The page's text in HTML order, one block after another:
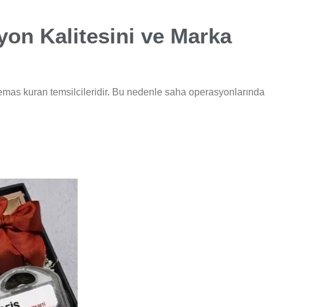
Kalitesini ve Marka
kuran temsilcileridir. Bu nedenle saha operasyonlarında